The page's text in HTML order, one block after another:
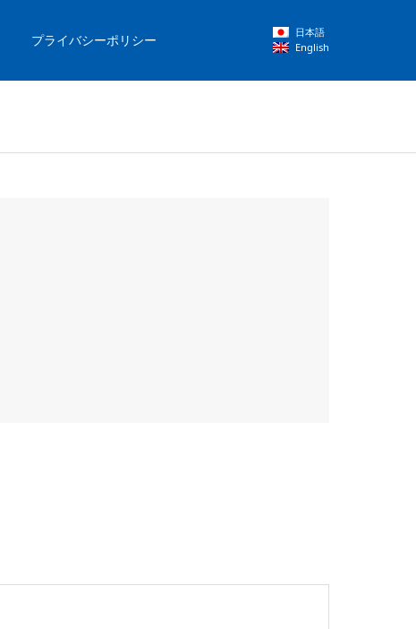
日本語
English
プライバシーポリシー